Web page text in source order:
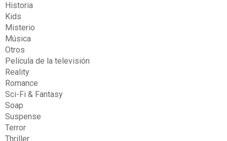
Historia
Kids
Misterio
Música
Otros
Película de la televisión
Reality
Romance
Sci-Fi & Fantasy
Soap
Suspense
Terror
Thriller